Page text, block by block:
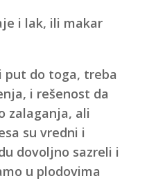
i lak, ili makar
put do toga, treba
i rešenost da
zalaganja, ali
su vredni i
dovoljno sazreli i
u plodovima